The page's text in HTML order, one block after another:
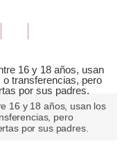
16 y 18 años, usan los
pero
por sus padres.